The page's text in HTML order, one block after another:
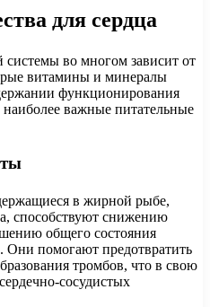
для сердца
системы во многом зависит от
витамины и минералы
функционирования
важные питательные
в жирной рыбе,
способствуют снижению
общего состояния
Они помогают предотвратить
тромбов, что в свою
сосудистых